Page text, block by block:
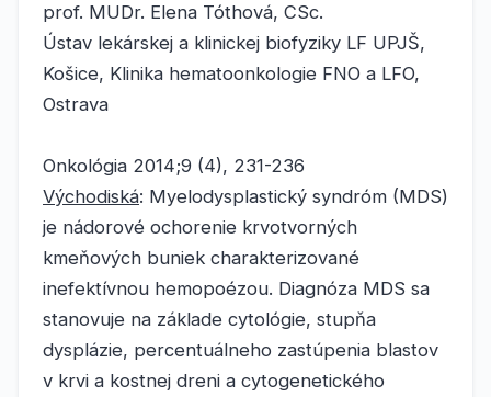
prof. MUDr. Elena Tóthová, CSc.
Ústav lekárskej a klinickej biofyziky LF UPJŠ,
Košice, Klinika hematoonkologie FNO a LFO,
Ostrava
Onkológia 2014;9 (4), 231-236
Východiská: Myelodysplastický syndróm (MDS)
je nádorové ochorenie krvotvorných
kmeňových buniek charakterizované
inefektívnou hemopoézou. Diagnóza MDS sa
stanovuje na základe cytológie, stupňa
dysplázie, percentuálneho zastúpenia blastov
v krvi a kostnej dreni a cytogenetického